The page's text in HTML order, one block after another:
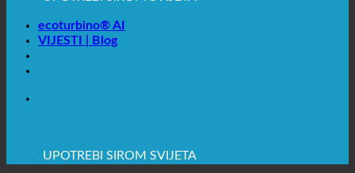
ecoturbino® AI
VIJESTI | Blog
UPOTREBI ŠIROM SVIJETA